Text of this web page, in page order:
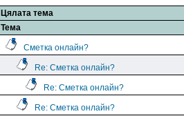
Цялата тема
Тема
Сметка онлайн?
Re: Сметка онлайн?
Re: Сметка онлайн?
Re: Сметка онлайн?